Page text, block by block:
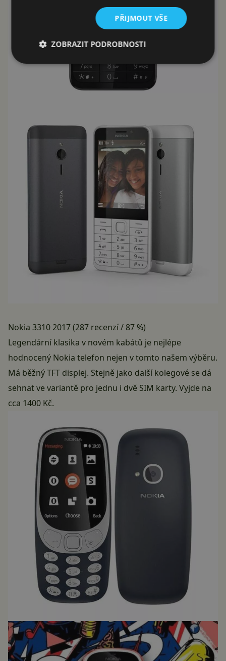
Nokia 3310 2017 (287 recenzí / 87 %)
Legendární klasika v novém kabátů je nejlépe
hodnocený Nokia telefon nejen v tomto našem výběru.
Má běžný TFT displej. Stejně jako další kolegové se dá
sehnat ve variantě pro jednu i dvě SIM karty. Vyjde na
cca 1400 Kč.
PŘIJMOUT VŠE
ZOBRAZIT PODROBNOSTI